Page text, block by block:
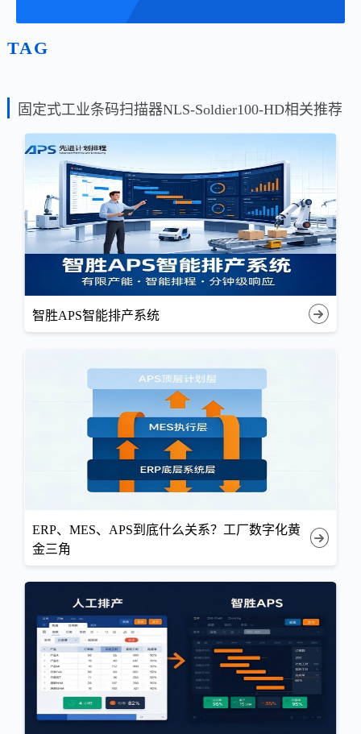
TAG
固定式工业条码扫描器NLS-Soldier100-HD相关推荐
智胜APS智能排产系统
ERP、MES、APS到底什么关系？工厂数字化黄
金三角